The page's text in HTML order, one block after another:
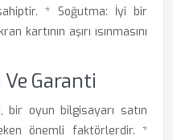
* Soğutma: İyi bir
kartının aşırı ısınmasını
Garanti
oyun bilgisayarı satın
önemli faktörlerdir. *